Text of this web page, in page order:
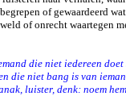
of gewaardeerd
of onrecht waartegen
die niet iedereen
die niet bang is van
luister, denk: noem